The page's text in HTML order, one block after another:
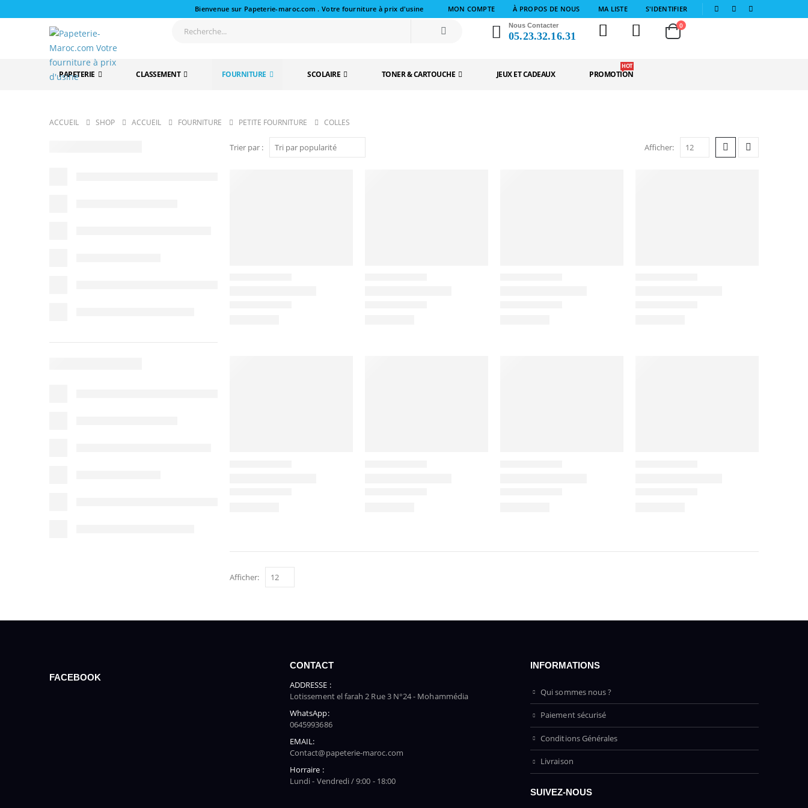
Bienvenue sur Papeterie-maroc.com . Votre fourniture à prix d'usine MON COMPTE À PROPOS DE NOUS MA LISTE S'IDENTIFIER
Nous Contacter
05.23.32.16.31
0
PAPETERIE CLASSEMENT FOURNITURE SCOLAIRE TONER & CARTOUCHE JEUX ET CADEAUX PROMOTION
HOT
ACCUEIL SHOP ACCUEIL FOURNITURE PETITE FOURNITURE COLLES
Trier par : Afficher:
Afficher:
FACEBOOK
CONTACT
ADDRESSE :
Lotissement el farah 2 Rue 3 N°24 - Mohammédia
WhatsApp:
0645993686
EMAIL:
Contact@papeterie-maroc.com
Horraire :
Lundi - Vendredi / 9:00 - 18:00
INFORMATIONS
Qui sommes nous ?
Paiement sécurisé
Conditions Générales
Livraison
SUIVEZ-NOUS